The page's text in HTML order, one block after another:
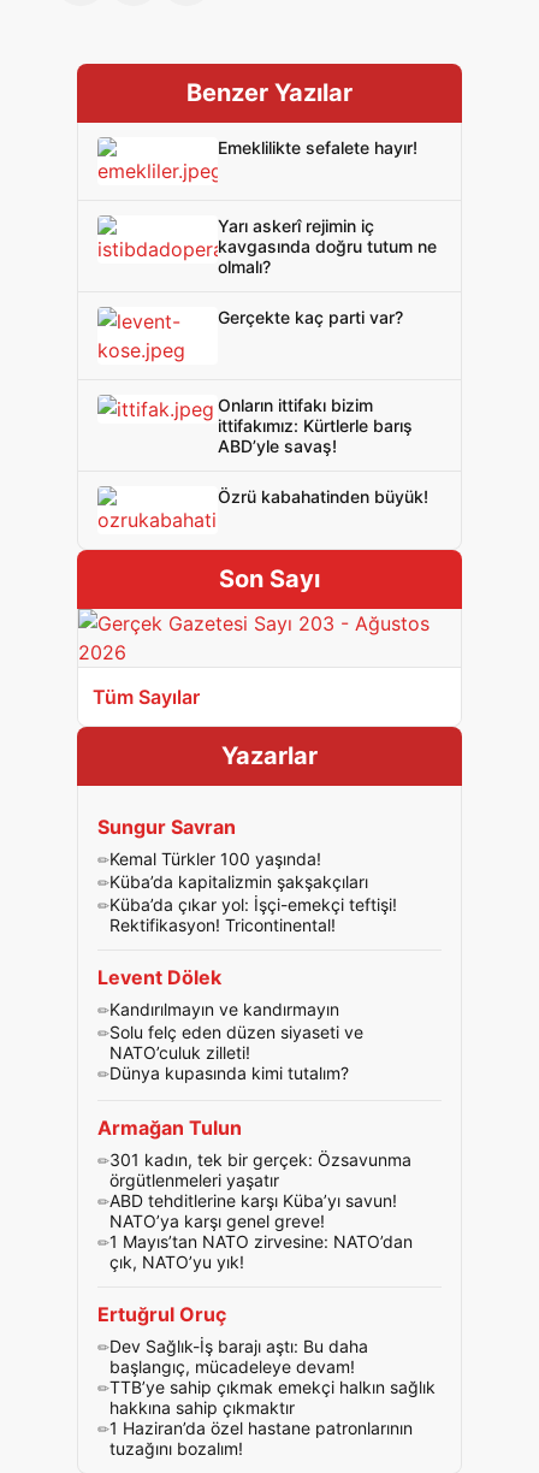
Benzer Yazılar
Emeklilikte sefalete hayır!
Yarı askerî rejimin iç
kavgasında doğru tutum ne
olmalı?
Gerçekte kaç parti var?
Onların ittifakı bizim
ittifakımız: Kürtlerle barış
ABD’yle savaş!
Özrü kabahatinden büyük!
Son Sayı
Tüm Sayılar
Yazarlar
Sungur Savran
Kemal Türkler 100 yaşında!
Küba’da kapitalizmin şakşakçıları
Küba’da çıkar yol: İşçi-emekçi teftişi!
Rektifikasyon! Tricontinental!
Levent Dölek
Kandırılmayın ve kandırmayın
Solu felç eden düzen siyaseti ve
NATO’culuk zilleti!
Dünya kupasında kimi tutalım?
Armağan Tulun
301 kadın, tek bir gerçek: Özsavunma
örgütlenmeleri yaşatır
ABD tehditlerine karşı Küba’yı savun!
NATO’ya karşı genel greve!
1 Mayıs’tan NATO zirvesine: NATO’dan
çık, NATO’yu yık!
Ertuğrul Oruç
Dev Sağlık-İş barajı aştı: Bu daha
başlangıç, mücadeleye devam!
TTB’ye sahip çıkmak emekçi halkın sağlık
hakkına sahip çıkmaktır
1 Haziran’da özel hastane patronlarının
tuzağını bozalım!